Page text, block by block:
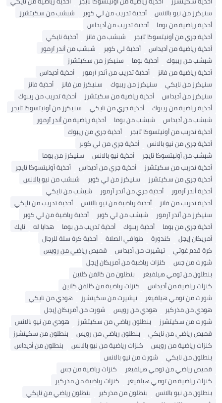
سنيكرز من نيو بالانس
أحذية تدريب من لي كوبر
شبشب من سكيتشرز
أحذية رياضية من بوما
أحذية تدريب من أديداس
أحذية جري من أونيتسوكا تايجر
شبشب من فانز
أحذية نايكي
أحذية رياضية من أديداس
أحذية لي كوبر
شبشب من أندر آرمور
شبشب من ريبوك
أحذية بوما
سنيكرز من سكيتشرز
أحذية رياضية من فانز
أحذية تدريب من أندر آرمور
أحذية أديداس
سنيكرز من نايكي
سنيكرز من ريبوك سنيكرز من فانز
أحذية فانز
سنيكرز من أديداس
أحذية رياضية من سكيتشرز
أحذية تدريب من ريبوك
أحذية رياضية من ريبوك
أحذية جري من نايكي
سنيكرز من أونيتسوكا تايجر
شبشب من أديداس
شبشب من بوما
أحذية رياضية من أندر آرمور
أحذية تدريب من أونيتسوكا تايجر
أحذية جري من ريبوك
أحذية جري من نيو بالانس
أحذية جري من لي كوبر
شبشب من أونيتسوكا تايجر
أحذية نيو بالانس
سنيكرز من بوما
أحذية تدريب من سكيتشرز
أحذية جري من أديداس
أحذية أونيتسوكا تايجر
أحذية جري من سكيتشرز
سنيكرز من لي كوبر
شبشب من نيو بالانس
أحذية أندر آرمور
أحذية جري من أندر آرمور
شبشب من نايكي
أحذية تدريب من فانز
أحذية رياضية من نيو بالانس
أحذية تدريب من نايكي
سنيكرز من أندر آرمور
شبشب من لي كوبر
أحذية رياضية من لي كوبر
أحذية جري من بوما
أحذية ريبوك أحذية تدريب من بوما هدايا له
نايك
أمريكان إيجل
كندورة طواقي الصلاة
أحذية كرة سلة للرجال
كرة قدم غوتي
تيشيرت من أديداس
قميص رياضي من رويس
شورت من جس
كنزات رياضية من أمريكان إيجل
بنطلون من تومي هيلفيغر
بنطلون من كالفن كلاين
كنزات رياضية من أديداس
كنزات رياضية من كالفن كلاين
شورت من تومي هيلفيغر
تيشيرت من سكيتشرز
هودي من نايكي
هودي من مذركير
هودي من رويس
شورت من أمريكان إيجل
شورت من سكيتشرز
بنطلون رياضي من سكيتشرز
هودي من نيو بالانس
قميص رياضي من نايكي
بنطلون رياضي من رويس
بنطلون من سكيتشرز
كنزات رياضية من رويس
كنزات رياضية من نيو بالانس
بنطلون من أديداس
بنطلون من نايكي
شورت من نيو بالانس
قميص رياضي من تومي هيلفيغر
كنزات رياضية من جس
كنزات رياضية من تومي هيلفيغر
كنزات رياضية من مذركير
بنطلون من نيو بالانس
بنطلون من مذركير
بنطلون رياضي من نايكي